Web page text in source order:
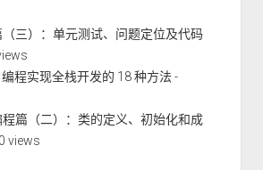
三）：单元测试、问题定位及代码
程实现全栈开发的 18 种方法-
篇（二）：类的定义、初始化和成
views